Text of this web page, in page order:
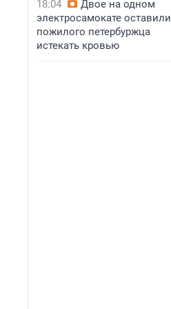
18:04
Двое на одном
электросамокате оставили
пожилого петербуржца
истекать кровью